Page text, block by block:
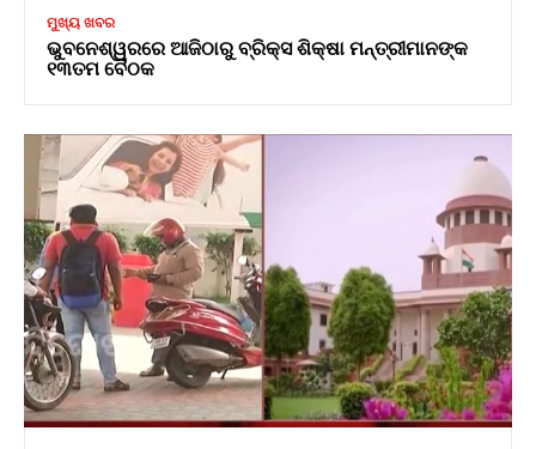
ମୁଖ୍ୟ ଖବର
ଭୁବନେଶ୍ୱରରେ ଆଜିଠାରୁ ବ୍ରିକ୍ସ ଶିକ୍ଷା ମନ୍ତ୍ରୀମାନଙ୍କ
୧୩ତମ ବୈଠକ